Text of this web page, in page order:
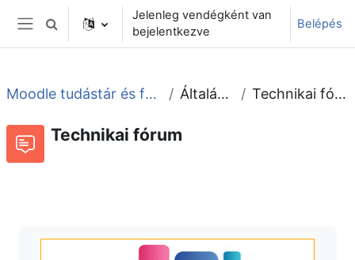
Tovább a fő tartalomhoz
Oldalpanel
Keresési bemeneti adatok váltása
Jelenleg vendégként van
bejelentkezve
Belépés
Moodle tudástár és fórum Általános Technikai fórum
Technikai fórum